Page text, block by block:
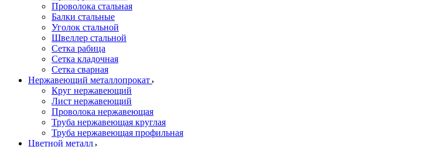
Проволока стальная
Балки стальные
Уголок стальной
Швеллер стальной
Сетка рабица
Сетка кладочная
Сетка сварная
Нержавеющий металлопрокат
Круг нержавеющий
Лист нержавеющий
Проволока нержавеющая
Труба нержавеющая круглая
Труба нержавеющая профильная
Цветной металл